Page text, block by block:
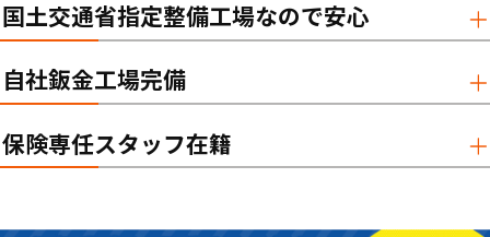
国土交通省指定整備工場なので安心
自社鈑金工場完備
保険専任スタッフ在籍